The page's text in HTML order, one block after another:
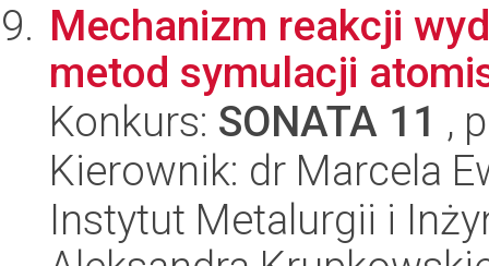
Mechanizm reakcji
metod symulacji
Konkurs: SONATA 11 ,
Kierownik: dr Marcela
Instytut Metalurgii i